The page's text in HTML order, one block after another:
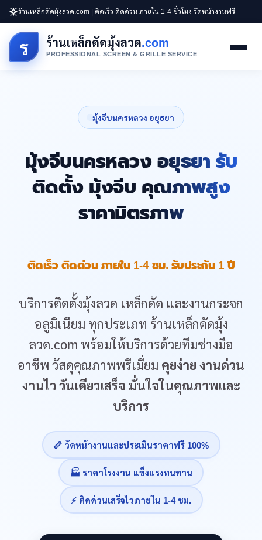
ร้านเหล็กดัดมุ้งลวด.com | ติดเร็ว ติดด่วน ภายใน 1-4 ชั่วโมง วัดหน้างานฟรี
ร ร้านเหล็กดัดมุ้งลวด.com
PROFESSIONAL SCREEN & GRILLE SERVICE
มุ้งจีบนครหลวง อยุธยา
มุ้งจีบนครหลวง อยุธยา รับ
ติดตั้ง มุ้งจีบ คุณภาพสูง
ราคามิตรภาพ
ติดเร็ว ติดด่วน ภายใน 1-4 ชม. รับประกัน 1 ปี
บริการติดตั้งมุ้งลวด เหล็กดัด และงานกระจก
อลูมิเนียม ทุกประเภท ร้านเหล็กดัดมุ้ง
ลวด.com พร้อมให้บริการด้วยทีมช่างมือ
อาชีพ วัสดุคุณภาพพรีเมี่ยม คุยง่าย งานด่วน
งานไว วันเดียวเสร็จ มั่นใจในคุณภาพและ
บริการ
📏 วัดหน้างานและประเมินราคาฟรี 100%
🏭 ราคาโรงงาน แข็งแรงทนทาน
⚡ ติดด่วนเสร็จไวภายใน 1-4 ชม.